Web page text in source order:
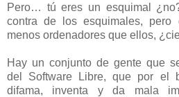
Pero… tú eres un esquimal
contra de los esquimales,
menos ordenadores que ellos,
Hay un conjunto de gente que
del Software Libre, que por el
difama, inventa y da mala